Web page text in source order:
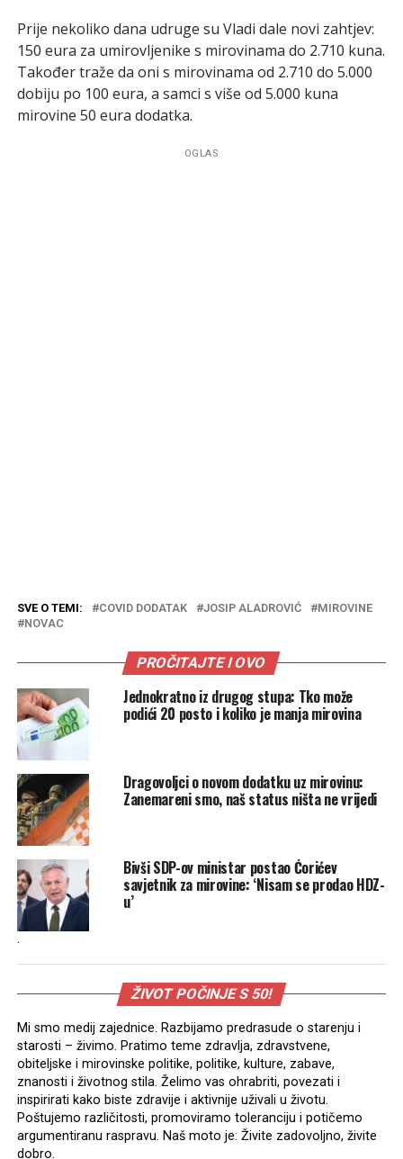
Prije nekoliko dana udruge su Vladi dale novi zahtjev:
150 eura za umirovljenike s mirovinama do 2.710 kuna.
Također traže da oni s mirovinama od 2.710 do 5.000
dobiju po 100 eura, a samci s više od 5.000 kuna
mirovine 50 eura dodatka.
OGLAS
SVE O TEMI: COVID DODATAK JOSIP ALADROVIĆ
MIROVINE
NOVAC
PROČITAJTE I OVO
Jednokratno iz drugog stupa: Tko može
podići 20 posto i koliko je manja mirovina
Dragovoljci o novom dodatku uz mirovinu:
Zanemareni smo, naš status ništa ne vrijedi
Bivši SDP-ov ministar postao Ćorićev
savjetnik za mirovine: ‘Nisam se prodao HDZ-
u’
.
ŽIVOT POČINJE S 50!
Mi smo medij zajednice. Razbijamo predrasude o starenju i
starosti – živimo. Pratimo teme zdravlja, zdravstvene,
obiteljske i mirovinske politike, politike, kulture, zabave,
znanosti i životnog stila. Želimo vas ohrabriti, povezati i
inspirirati kako biste zdravije i aktivnije uživali u životu.
Poštujemo različitosti, promoviramo toleranciju i potičemo
argumentiranu raspravu. Naš moto je: Živite zadovoljno, živite
dobro.